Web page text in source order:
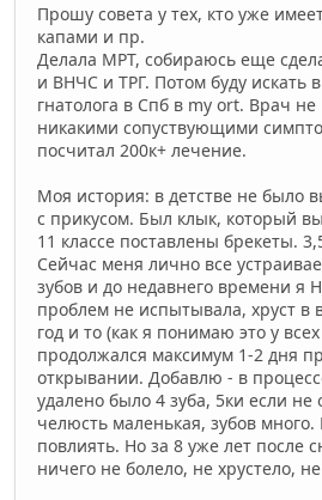
Прошу совета у тех, кто уже
капами и пр.
Делала МРТ, собираюсь еще
и ВНЧС и ТРГ. Потом буду искать
гнатолога в Спб в my ort. Врач не
никакими сопуствующими
посчитал 200к+ лечение.
Моя история: в детстве не было
с прикусом. Был клык, который
11 классе поставлены брекеты.
Сейчас меня лично все
зубов и до недавнего времени я
проблем не испытывала, хруст в
год и то (как я понимаю это у
продолжался максимум 1-2 дня
открывании. Добавлю - в
удалено было 4 зуба, 5ки если
челюсть маленькая, зубов
повлиять. Но за 8 уже лет после
ничего не болело, не хрустело,